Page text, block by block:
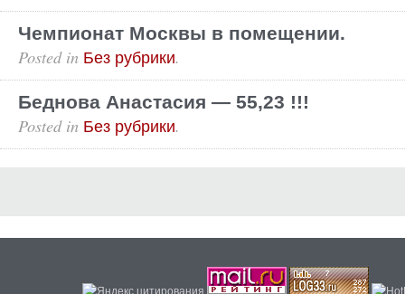
Чемпионат Москвы в помещении.
Posted in Без рубрики.
Беднова Анастасия — 55,23 !!!
Posted in Без рубрики.